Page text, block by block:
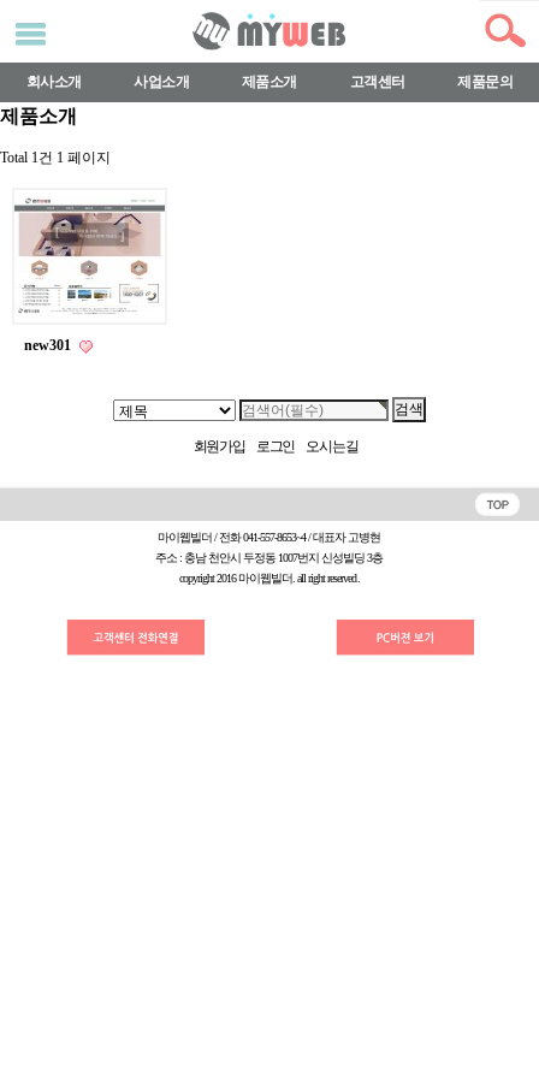
회사소개 사업소개 제품소개 고객센터 제품문의
제품소개
Total 1건 1 페이지
new301
회원가입 로그인 오시는길
마이웹빌더 / 전화 041-557-8653~4 / 대표자 고병현
주소 : 충남 천안시 두정동 1007번지 신성빌딩 3층
copyright 2016 마이웹빌더. all right reserved.